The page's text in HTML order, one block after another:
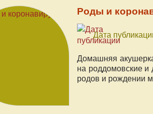
проблему, которая
Роды и
Дата
Домашняя
на роддомовские
родов и рождении